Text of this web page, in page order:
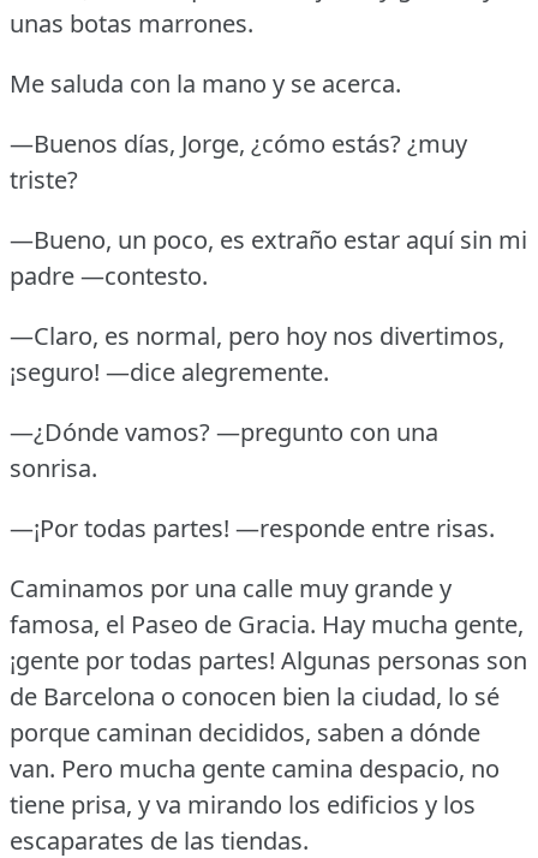
unas botas marrones.
Me saluda con la mano y se acerca.
—Buenos días, Jorge, ¿cómo estás?¿muy
triste?
—Bueno, un poco, es extraño estar aquí sin mi
padre —contesto.
—Claro, es normal, pero hoy nos divertimos,
¡seguro! —dice alegremente.
—¿Dónde vamos?—pregunto con una
sonrisa.
—¡Por todas partes! —responde entre risas.
Caminamos por una calle muy grande y
famosa, el Paseo de Gracia. Hay mucha gente,
¡gente por todas partes! Algunas personas son
de Barcelona o conocen bien la ciudad, lo sé
porque caminan decididos, saben a dónde
van. Pero mucha gente camina despacio, no
tiene prisa, y va mirando los edificios y los
escaparates de las tiendas.